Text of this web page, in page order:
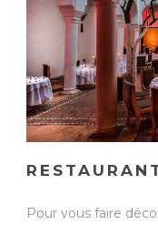
Pour vous faire